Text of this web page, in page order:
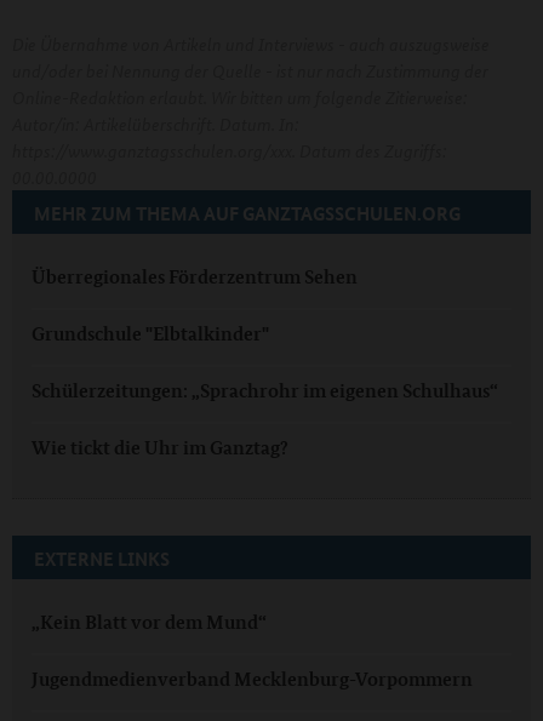
MEHR ZUM THEMA AUF GANZTAGSSCHULEN.ORG
Überregionales Förderzentrum Sehen
Grundschule "Elbtalkinder"
Schülerzeitungen: „Sprachrohr im eigenen Schulhaus“
Wie tickt die Uhr im Ganztag?
EXTERNE LINKS
„Kein Blatt vor dem Mund“
Jugendmedienverband Mecklenburg-Vorpommern